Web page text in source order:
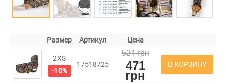
Размер Артикул Цена
2XS
-10%
17518725
524 грн
471
грн
В КОРЗИНУ